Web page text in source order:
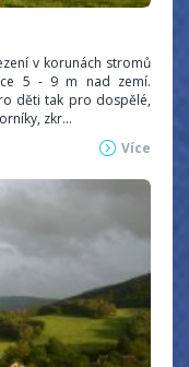
v korunách stromů
5 - 9 m nad zemí.
děti tak pro dospělé,
zkr...
Více